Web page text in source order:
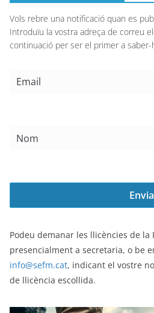
Vols rebre una notificació quan es
Introduïu la vostra adreça de correu
continuació per ser el primer a saber-
Podeu demanar les llicències de la
presencialment a secretaria, o be
info@sefm.cat, indicant el vostre
de llicència escollida.